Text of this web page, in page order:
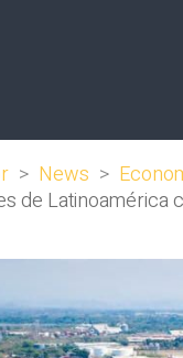
> News >
de